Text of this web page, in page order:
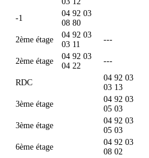
-1
04 92 03
08 80
2ème étage
04 92 03
03 11
---
2ème étage
04 92 03
04 22
---
RDC
04 92 03
03 13
3ème étage
04 92 03
05 03
3ème étage
04 92 03
05 03
6ème étage
04 92 03
08 02